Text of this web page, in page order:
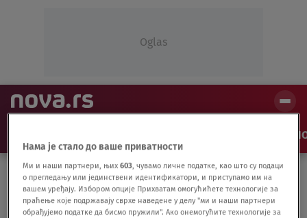
Oglas
Нама је стало до ваше приватности
Ми и наши партнери, њих603, чувамо личне податке, као што су подаци
о прегледању или јединствени идентификатори, и приступамо им на
вашем уређају. Избором опције Прихватам омогућићете технологије за
праћење које подржавају сврхе наведене у делу "ми и наши партнери
обрађујемо податке да бисмо пружили". Ако онемогућите технологије за